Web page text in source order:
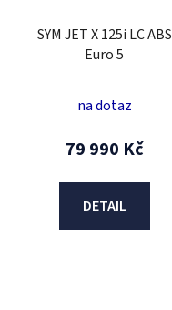
SYM JET X 125i LC ABS
Euro 5
na dotaz
79 990 Kč
DETAIL